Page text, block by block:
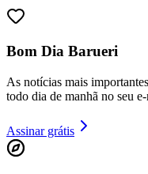
Bahia
Bom Dia Barueri
As notícias mais
todo dia de manhã no seu
Assinar grátis